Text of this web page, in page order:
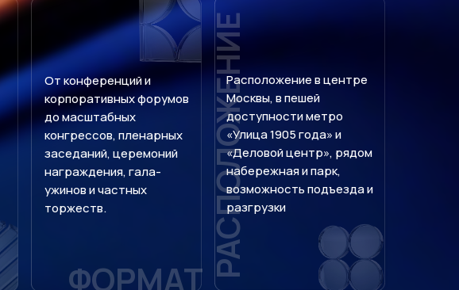
Расположение в центре
Москвы, в пешей
доступности метро
«Улица 1905 года» и
«Деловой центр», рядом
набережная и парк,
возможность подъезда и
разгрузки
РАСПОЛОЖЕНИЕ
От конференций и
корпоративных форумов
до масштабных
конгрессов, пленарных
заседаний, церемоний
награждения, гала-
ужинов и частных
торжеств.
ФОРМАТ